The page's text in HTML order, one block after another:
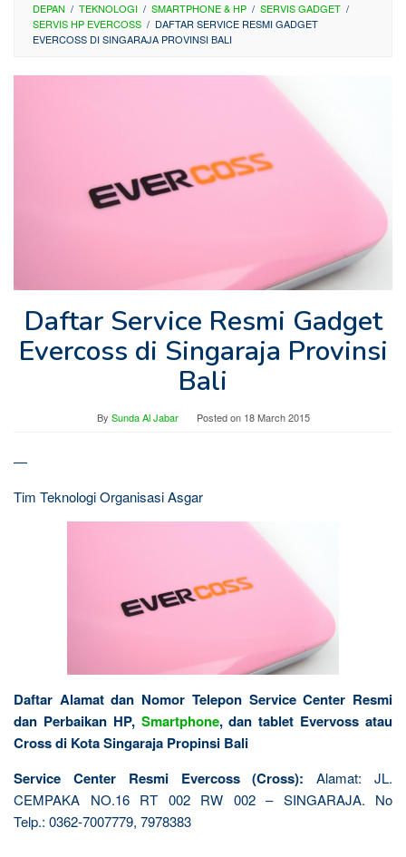
DEPAN / TEKNOLOGI / SMARTPHONE & HP / SERVIS GADGET /
SERVIS HP EVERCOSS / DAFTAR SERVICE RESMI GADGET
EVERCOSS DI SINGARAJA PROVINSI BALI
Daftar Service Resmi Gadget
Evercoss di Singaraja Provinsi
Bali
By Sunda Al Jabar Posted on 18 March 2015
—
Tim Teknologi Organisasi Asgar
Daftar Alamat dan Nomor Telepon Service Center Resmi
dan Perbaikan HP, Smartphone, dan tablet Evervoss atau
Cross di Kota Singaraja Propinsi Bali
Service Center Resmi Evercoss (Cross): Alamat: JL.
CEMPAKA NO.16 RT 002 RW 002 – SINGARAJA. No
Telp.: 0362-7007779, 7978383